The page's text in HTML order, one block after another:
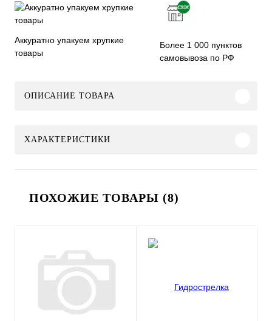
Аккуратно упакуем хрупкие
товары
Более 1 000 пунктов
самовывоза по РФ
ОПИСАНИЕ ТОВАРА
ХАРАКТЕРИСТИКИ
ПОХОЖИЕ ТОВАРЫ (8)